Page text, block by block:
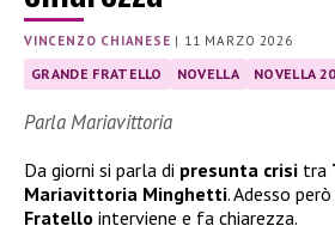
VINCENZO CHIANESE | 11 MARZO 2026
GRANDE FRATELLO NOVELLA NOVELLA
Parla Mariavittoria
Da giorni si parla di presunta crisi tra
Mariavittoria Minghetti. Adesso
Fratello interviene e fa chiarezza.